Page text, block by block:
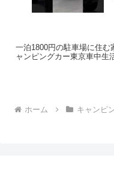
一泊1800円の駐車場に住む
ャンピングカー東京車中生
ホーム キャンピ